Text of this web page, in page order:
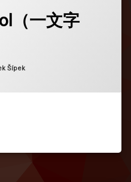
（一文字
Šípek